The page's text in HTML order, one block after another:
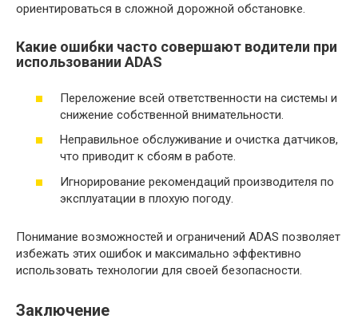
ориентироваться в сложной дорожной обстановке.
Какие ошибки часто совершают водители при
использовании ADAS
Переложение всей ответственности на системы и
снижение собственной внимательности.
Неправильное обслуживание и очистка датчиков,
что приводит к сбоям в работе.
Игнорирование рекомендаций производителя по
эксплуатации в плохую погоду.
Понимание возможностей и ограничений ADAS позволяет
избежать этих ошибок и максимально эффективно
использовать технологии для своей безопасности.
Заключение